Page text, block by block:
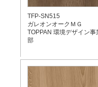
TFP-SN515
ガレオンオークＭＧ
TOPPAN 環境デザイン事
部